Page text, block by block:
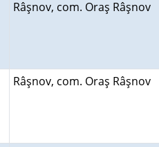
Râşnov, com. Oraş Râşnov
Râşnov, com. Oraş Râşnov